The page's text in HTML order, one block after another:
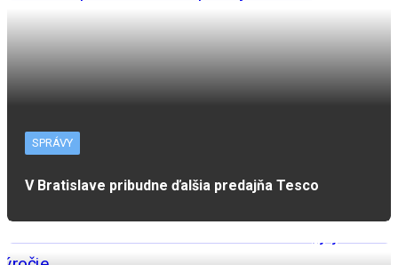
SPRÁVY
V Bratislave pribudne ďalšia predajňa Tesco